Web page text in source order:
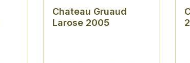
Chateau Gruaud
Larose 2005